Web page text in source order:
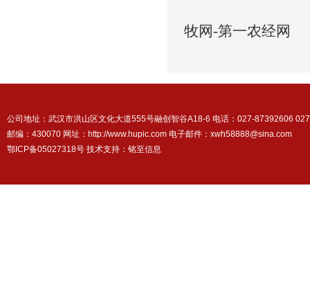
牧网-第一农经网
公司地址：武汉市洪山区文化大道555号融创智谷A18-6 电话：027-87392606
邮编：430070 网址：http://www.hupic.com 电子邮件：xwh58888@sina.com
鄂ICP备05027318号 技术支持： 铭至信息